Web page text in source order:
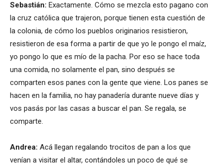
Sebastián: Exactamente. Cómo se mezcla esto pagano con
la cruz católica que trajeron, porque tienen esta cuestión de
la colonia, de cómo los pueblos originarios resistieron,
resistieron de esa forma a partir de que yo le pongo el maíz,
yo pongo lo que es mío de la pacha. Por eso se hace toda
una comida, no solamente el pan, sino después se
comparten esos panes con la gente que viene. Los panes se
hacen en la familia, no hay panadería durante nueve días y
vos pasás por las casas a buscar el pan. Se regala, se
comparte.
Andrea: Acá llegan regalando trocitos de pan a los que
venían a visitar el altar, contándoles un poco de qué se